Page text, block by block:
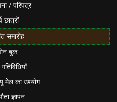
/ परिपत्र
छात्रों
समारोह
बुक
मेल का उपयोग
ज्ञापन